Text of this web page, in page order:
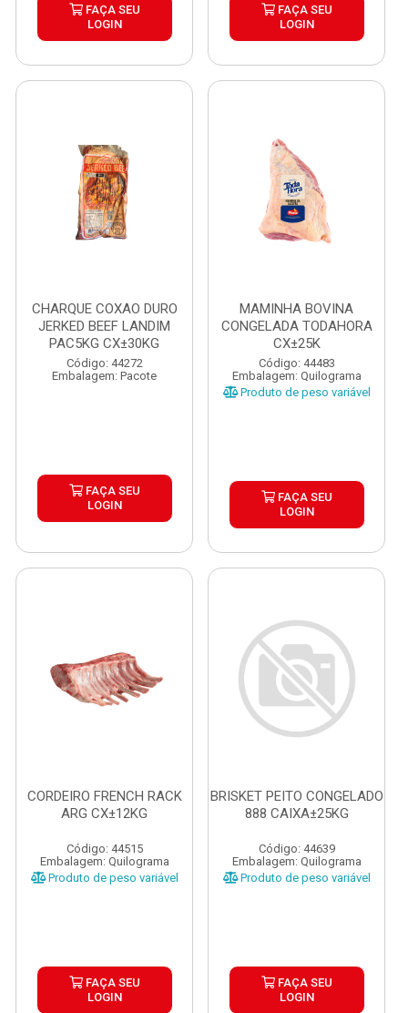
FAÇA SEU
LOGIN
FAÇA SEU
LOGIN
CHARQUE COXAO DURO
JERKED BEEF LANDIM
PAC5KG CX±30KG
Código: 44272
Embalagem: Pacote
FAÇA SEU
LOGIN
MAMINHA BOVINA
CONGELADA TODAHORA
CX±25K
Código: 44483
Embalagem: Quilograma
Produto de peso variável
FAÇA SEU
LOGIN
CORDEIRO FRENCH RACK
ARG CX±12KG
Código: 44515
Embalagem: Quilograma
Produto de peso variável
FAÇA SEU
LOGIN
BRISKET PEITO CONGELADO
888 CAIXA±25KG
Código: 44639
Embalagem: Quilograma
Produto de peso variável
FAÇA SEU
LOGIN